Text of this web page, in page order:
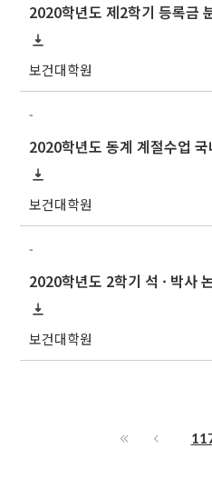
2020학년도 제2학기 등록금
보건대학원
-
2020학년도 동계 계절수업
보건대학원
-
보건대학원